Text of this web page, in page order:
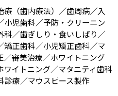
療（歯内療法）／歯周病／入
小児歯科／予防・クリーニン
科／歯ぎしり・食いしばり／
矯正歯科／小児矯正歯科／マ
／審美治療／ホワイトニング
ワイトニング／マタニティ歯科
診療／マウスピース製作